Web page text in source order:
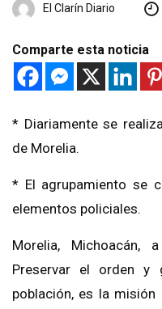
El Clarín Diario
Comparte esta noticia
* Diariamente se
de Morelia.
* El agrupamiento se
elementos policiales.
Morelia,
Preservar el orden y
población, es la